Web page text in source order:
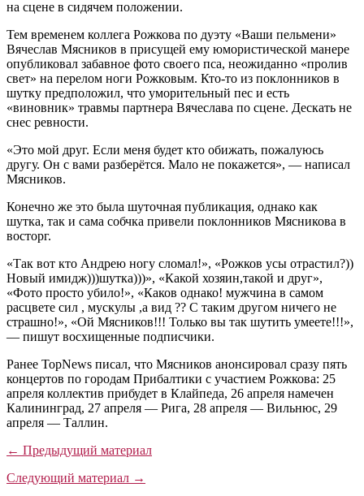
на сцене в сидячем положении.
Тем временем коллега Рожкова по дуэту «Ваши пельмени»
Вячеслав Мясников в присущей ему юмористической манере
опубликовал забавное фото своего пса, неожиданно «пролив
свет» на перелом ноги Рожковым. Кто-то из поклонников в
шутку предположил, что уморительный пес и есть
«виновник» травмы партнера Вячеслава по сцене. Дескать не
снес ревности.
«Это мой друг. Если меня будет кто обижать, пожалуюсь
другу. Он с вами разберётся. Мало не покажется», — написал
Мясников.
Конечно же это была шуточная публикация, однако как
шутка, так и сама собчка привели поклонников Мясникова в
восторг.
«Так вот кто Андрею ногу сломал!», «Рожков усы отрастил?))
Новый имидж)))шутка)))», «Какой хозяин,такой и друг»,
«Фото просто убило!», «Каков однако! мужчина в самом
расцвете сил , мускулы ,а вид ?? С таким другом ничего не
страшно!», «Ой Мясников!!! Только вы так шутить умеете!!!»,
— пишут восхищенные подписчики.
Ранее TopNews писал, что Мясников анонсировал сразу пять
концертов по городам Прибалтики с участием Рожкова: 25
апреля коллектив прибудет в Клайпеда, 26 апреля намечен
Калининград, 27 апреля — Рига, 28 апреля — Вильнюс, 29
апреля — Таллин.
← Предыдущий материал
Следующий материал →